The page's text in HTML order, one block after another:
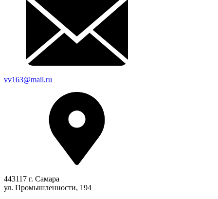
vv163@mail.ru
443117 г. Самара
ул. Промышленности, 194